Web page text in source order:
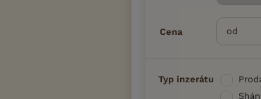
Cena
Typ inzerátu